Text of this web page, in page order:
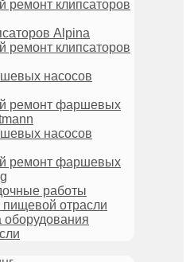
ремонт клипсаторов
Alpina
ремонт клипсаторов
насосов
ремонт фаршевых
насосов
ремонт фаршевых
работы
отрасли
оборудования